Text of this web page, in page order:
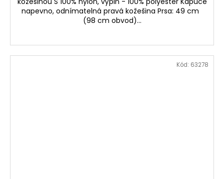
napevno, odnímatelná pravá kožešina Prsa: 49 cm
(98 cm obvod)...
Kód: 63278